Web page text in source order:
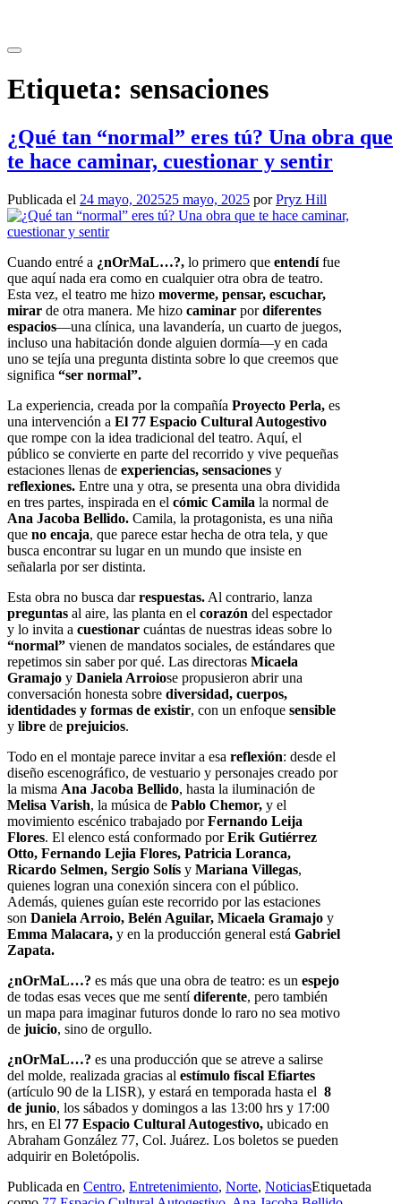
contenido
Etiqueta: sensaciones
¿Qué tan “normal” eres tú? Una obra que
te hace caminar, cuestionar y sentir
Publicada el 24 mayo, 202525 mayo, 2025 porPryz Hill
Cuando entré a ¿nOrMaL…?, lo primero que entendífue
que aquí nada era como en cualquier otra obra de teatro.
Esta vez, el teatro me hizo moverme, pensar, escuchar,
mirar de otra manera. Me hizo caminar pordiferentes
espacios—una clínica, una lavandería, un cuarto de juegos,
incluso una habitación donde alguien dormía—y en cada
uno se tejía una pregunta distinta sobre lo que creemos que
significa “ser normal”.
La experiencia, creada por la compañía Proyecto Perla, es
una intervención a El 77 Espacio Cultural Autogestivo
que rompe con la idea tradicional del teatro. Aquí, el
público se convierte en parte del recorrido y vive pequeñas
estaciones llenas de experiencias, sensaciones y
reflexiones. Entre una y otra, se presenta una obra dividida
en tres partes, inspirada en el cómic Camila la normal de
Ana Jacoba Bellido. Camila, la protagonista, es una niña
que no encaja, que parece estar hecha de otra tela, y que
busca encontrar su lugar en un mundo que insiste en
señalarla por ser distinta.
Esta obra no busca darrespuestas. Al contrario, lanza
preguntas al aire, las planta en el corazón del espectador
y lo invita a cuestionar cuántas de nuestras ideas sobre lo
“normal” vienen de mandatos sociales, de estándares que
repetimos sin saber por qué. Las directoras Micaela
Gramajo y Daniela Arroiose propusieron abrir una
conversación honesta sobre diversidad, cuerpos,
identidades y formas de existir, con un enfoque sensible
y libre de prejuicios.
Todo en el montaje parece invitar a esa reflexión: desde el
diseño escenográfico, de vestuario y personajes creado por
la misma Ana Jacoba Bellido, hasta la iluminación de
Melisa Varish, la música de Pablo Chemor, y el
movimiento escénico trabajado porFernando Leija
Flores. El elenco está conformado porErik Gutiérrez
Otto, Fernando Lejia Flores, Patricia Loranca,
Ricardo Selmen, Sergio Solís y Mariana Villegas,
quienes logran una conexión sincera con el público.
Además, quienes guían este recorrido por las estaciones
son Daniela Arroio, Belén Aguilar, Micaela Gramajo y
Emma Malacara, y en la producción general está Gabriel
Zapata.
¿nOrMaL…? es más que una obra de teatro: es un espejo
de todas esas veces que me sentídiferente, pero también
un mapa para imaginar futuros donde lo raro no sea motivo
de juicio, sino de orgullo.
¿nOrMaL…? es una producción que se atreve a salirse
del molde, realizada gracias al estímulo fiscal Efiartes
(artículo 90 de la LISR), y estará en temporada hasta el 8
de junio, los sábados y domingos a las 13:00 hrs y 17:00
hrs, en El 77 Espacio Cultural Autogestivo, ubicado en
Abraham González 77, Col. Juárez. Los boletos se pueden
adquirir en Boletópolis.
Publicada en Centro, Entretenimiento, Norte, NoticiasEtiquetada